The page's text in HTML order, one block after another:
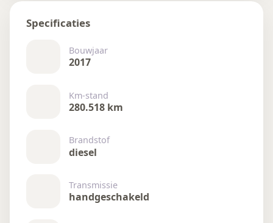
Specificaties
Bouwjaar
2017
Km-stand
280.518 km
Brandstof
diesel
Transmissie
handgeschakeld